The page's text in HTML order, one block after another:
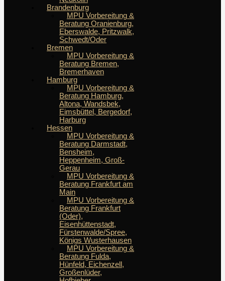
Brandenburg
MPU Vorbereitung &
Beratung Oranienburg,
Eberswalde, Pritzwalk,
Schwedt/Oder
Bremen
MPU Vorbereitung &
Beratung Bremen,
Bremerhaven
Hamburg
MPU Vorbereitung &
Beratung Hamburg,
Altona, Wandsbek,
Eimsbüttel, Bergedorf,
Harburg
Hessen
MPU Vorbereitung &
Beratung Darmstadt,
Bensheim,
Heppenheim, Groß-
Gerau
MPU Vorbereitung &
Beratung Frankfurt am
Main
MPU Vorbereitung &
Beratung Frankfurt
(Oder),
Eisenhüttenstadt,
Fürstenwalde/Spree,
Königs Wusterhausen
MPU Vorbereitung &
Beratung Fulda,
Hünfeld, Eichenzell,
Großenlüder,